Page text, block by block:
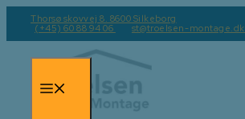
indhold
Thorsø skovvej 8. 8600 Silkeborg
(+45) 60 88 94 06
st@troelsen-montage.dk